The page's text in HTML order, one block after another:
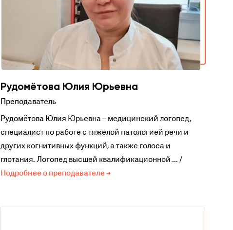
Рудомётова Юлия Юрьевна
Преподаватель
Рудомётова Юлия Юрьевна – медицинский логопед,
специалист по работе с тяжелой патологией речи и
других когнитивных функций, а также голоса и
глотания. Логопед высшей квалификационной ... /
Подробнее о преподавателе →